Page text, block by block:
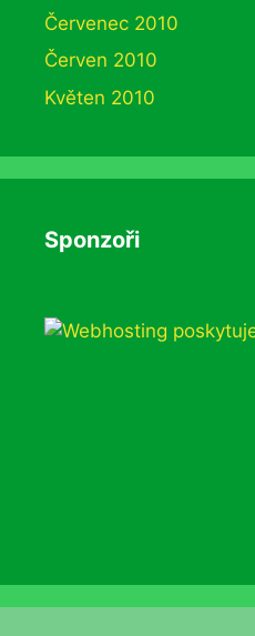
Červenec 2010
Červen 2010
Květen 2010
Sponzoři